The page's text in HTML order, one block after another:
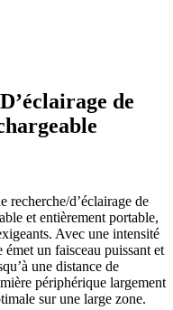
de
recherche/d’éclairage de
et entièrement portable,
Avec une intensité
un faisceau puissant et
une distance de
périphérique largement
sur une large zone.